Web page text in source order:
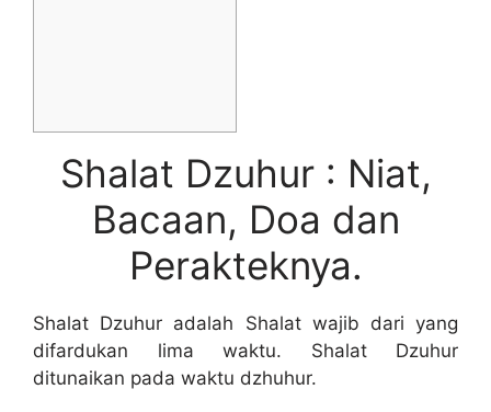
Shalat Dzuhur : Niat,
Bacaan, Doa dan
Perakteknya.
Shalat Dzuhur adalah Shalat wajib dari yang
difardukan lima waktu. Shalat Dzuhur
ditunaikan pada waktu dzhuhur.